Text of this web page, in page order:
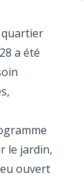
quartier
a été
le jardin,
ouvert